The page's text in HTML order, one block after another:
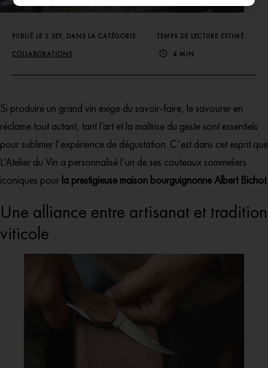
PUBLIÉ LE 2 SEP, DANS LA CATÉGORIE
COLLABORATIONS
TEMPS DE LECTURE ESTIMÉ
4 MIN
Si produire un grand vin exige du savoir-faire, le savourer en
réclame tout autant, tant l’art et la maîtrise du geste sont essentiels
pour sublimer l’expérience de dégustation. C’est dans cet esprit que
L’Atelier du Vin a personnalisé l’un de ses couteaux sommeliers
iconiques pour la prestigieuse maison bourguignonne Albert Bichot.
Une alliance entre artisanat et tradition
viticole